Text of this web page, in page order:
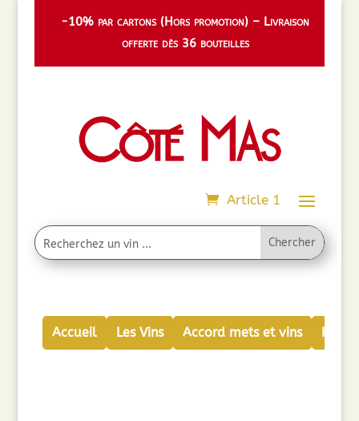
-10% par cartons (Hors promotion) – Livraison
offerte dès 36 bouteilles
Article 1
Accueil Les Vins Accord mets et vins